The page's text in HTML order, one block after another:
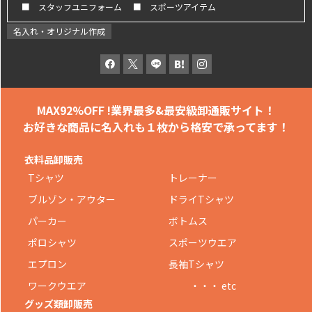
■ スタッフユニフォーム
■ スポーツアイテム
名入れ・オリジナル作成
MAX92%OFF !業界最多&最安級卸通販サイト！
お好きな商品に名入れも １枚から格安で承ってます！
衣料品卸販売
Tシャツ
トレーナー
ブルゾン・アウター
ドライTシャツ
パーカー
ボトムス
ポロシャツ
スポーツウエア
エプロン
長袖Tシャツ
ワークウエア
・・・ etc
グッズ類卸販売